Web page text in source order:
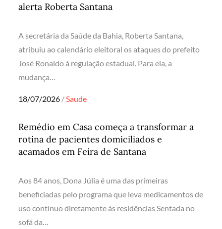
alerta Roberta Santana
A secretária da Saúde da Bahia, Roberta Santana,
atribuiu ao calendário eleitoral os ataques do prefeito
José Ronaldo à regulação estadual. Para ela, a
mudança…
Posted
18/07/2026 Saude
Remédio em Casa começa a transformar a
rotina de pacientes domiciliados e
acamados em Feira de Santana
Aos 84 anos, Dona Júlia é uma das primeiras
beneficiadas pelo programa que leva medicamentos de
uso contínuo diretamente às residências Sentada no
sofá da…